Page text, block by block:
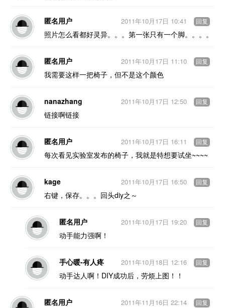
匿名用户
照片怎么看都好灵异。。。第一张只有一个脚。。。。
2011年10月17日 10:41 回复
匿名用户
我需要这样一把椅子，但不是这个颜色
2011年10月17日 11:10 回复
nanazhang
链接啊链接
2011年10月17日 12:50 回复
匿名用户
每次看见实验室发布的椅子，我就是特想要试坐~~~~
2011年10月17日 16:11 回复
kage
右键，保存。。。回头diy之～
2011年10月17日 16:50 回复
匿名用户
动手能力强啊！
2011年10月17日 19:20 回复
手心暖-有人疼
动手达人啊！DIY成功后，劳烦上图！！
2011年10月18日 12:16 回复
匿名用户
2011年11月16日 22:14 回复